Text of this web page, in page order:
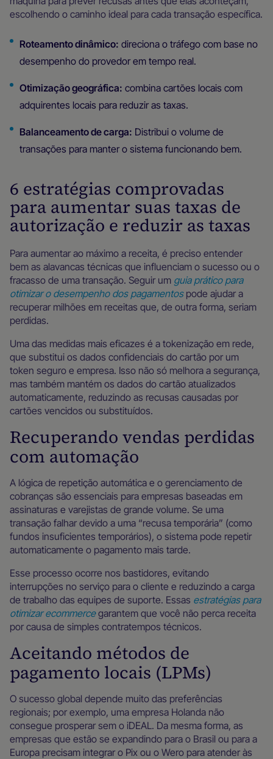
escolhendo o caminho ideal para cada transação específica.
Roteamento dinâmico: direciona o tráfego com base no
desempenho do provedor em tempo real.
Otimização geográfica: combina cartões locais com
adquirentes locais para reduzir as taxas.
Balanceamento de carga: Distribui o volume de
transações para manter o sistema funcionando bem.
6 estratégias comprovadas
para aumentar suas taxas de
autorização e reduzir as taxas
Para aumentar ao máximo a receita, é preciso entender
bem as alavancas técnicas que influenciam o sucesso ou o
fracasso de uma transação. Seguir um guia prático para
otimizar o desempenho dos pagamentospode ajudar a
recuperar milhões em receitas que, de outra forma, seriam
perdidas.
Uma das medidas mais eficazes é a tokenização em rede,
que substitui os dados confidenciais do cartão por um
token seguro e empresa. Isso não só melhora a segurança,
mas também mantém os dados do cartão atualizados
automaticamente, reduzindo as recusas causadas por
cartões vencidos ou substituídos.
Recuperando vendas perdidas
com automação
A lógica de repetição automática e o gerenciamento de
cobranças são essenciais para empresas baseadas em
assinaturas e varejistas de grande volume. Se uma
transação falhar devido a uma “recusa temporária” (como
fundos insuficientes temporários), o sistema pode repetir
automaticamente o pagamento mais tarde.
Esse processo ocorre nos bastidores, evitando
interrupções no serviço para o cliente e reduzindo a carga
de trabalho das equipes de suporte. Essas estratégias para
otimizar ecommercegarantem que você não perca receita
por causa de simples contratempos técnicos.
Aceitando métodos de
pagamento locais (LPMs)
O sucesso global depende muito das preferências
regionais; por exemplo, uma empresa Holanda não
consegue prosperar sem o iDEAL. Da mesma forma, as
empresas que estão se expandindo para o Brasil ou para a
Europa precisam integrar o Pix ou o Wero para atender às